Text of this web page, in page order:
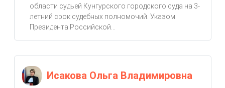
области судьей Кунгурского городского суда на 3-
летний срок судебных полномочий. Указом
Президента Российской...
Исакова Ольга Владимировна